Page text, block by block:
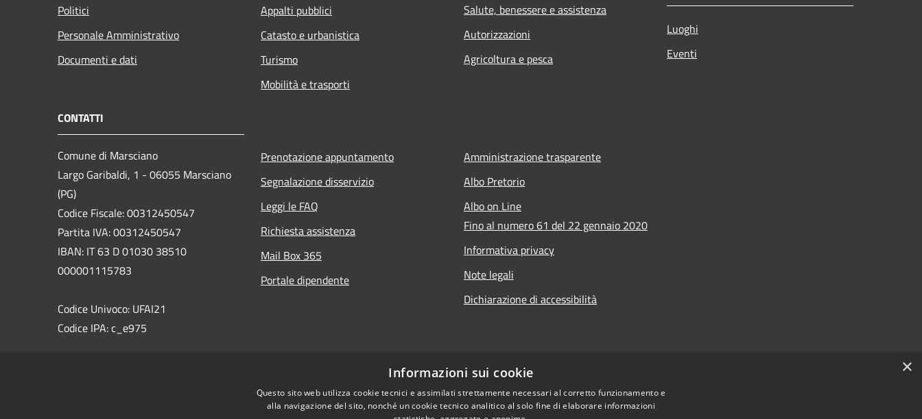
Politici
Personale Amministrativo
Documenti e dati
Appalti pubblici
Catasto e urbanistica
Turismo
Mobilità e trasporti
Salute, benessere e assistenza
Autorizzazioni
Agricoltura e pesca
Luoghi
Eventi
CONTATTI
Comune di Marsciano
Largo Garibaldi, 1 - 06055 Marsciano
(PG)
Codice Fiscale: 00312450547
Partita IVA: 00312450547
IBAN: IT 63 D 01030 38510
000001115783
Codice Univoco: UFAI21
Codice IPA: c_e975
Prenotazione appuntamento
Segnalazione disservizio
Leggi le FAQ
Richiesta assistenza
Mail Box 365
Portale dipendente
Amministrazione trasparente
Albo Pretorio
Albo on Line
Fino al numero 61 del 22 gennaio 2020
Informativa privacy
Note legali
Dichiarazione di accessibilità
×
Informazioni sui cookie
Questo sito web utilizza cookie tecnici e assimilati strettamente necessari al corretto funzionamento e
alla navigazione del sito, nonché un cookie tecnico analitico al solo fine di elaborare informazioni